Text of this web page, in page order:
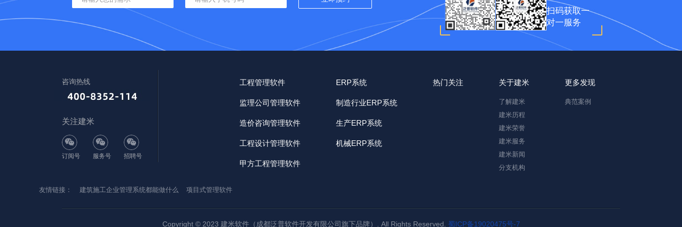
扫码获取一
对一服务
咨询热线
关注建米
订阅号 服务号 招聘号
工程管理软件
监理公司管理软件
造价咨询管理软件
工程设计管理软件
甲方工程管理软件
ERP系统
制造行业ERP系统
生产ERP系统
机械ERP系统
热门关注 关于建米
了解建米
建米历程
建米荣誉
建米服务
建米新闻
分支机构
更多发现
典范案例
友情链接： 建筑施工企业管理系统都能做什么 项目式管理软件
Copyright © 2023 建米软件（成都泛普软件开发有限公司旗下品牌）. All Rights Reserved. 蜀ICP备19020475号-7